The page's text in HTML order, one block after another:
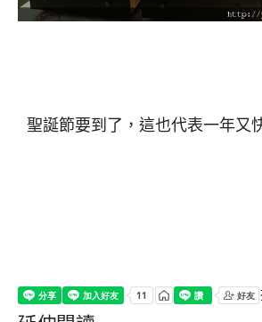
聖誕節要到了，這也代表一年又